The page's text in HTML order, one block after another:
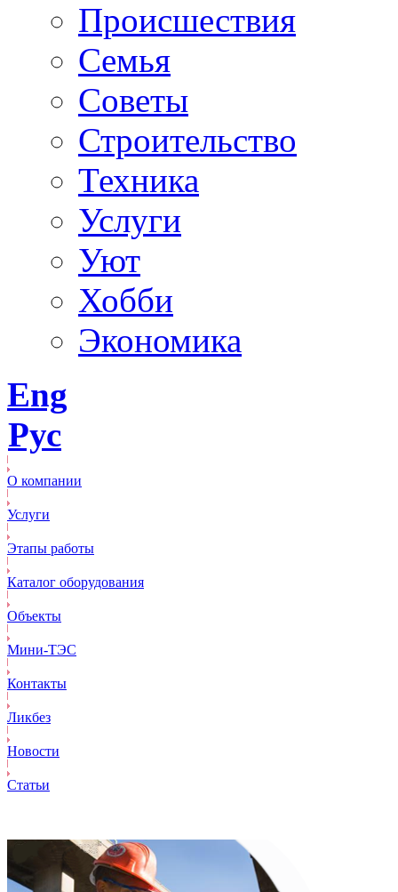
Происшествия
Семья
Советы
Строительство
Техника
Услуги
Уют
Хобби
Экономика
Eng
Рус
О компании
Услуги
Этапы работы
Каталог оборудования
Объекты
Mини-ТЭС
Контакты
Ликбез
Новости
Статьи